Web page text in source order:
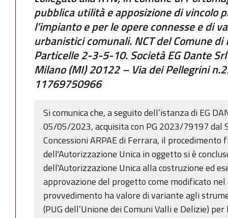
pubblica utilità e apposizione di vincolo
l’impianto e per le opere connesse e di
urbanistici comunali. NCT del Comune
Particelle 2-3-5-10. Società EG Dante
Milano (MI) 20122 – Via dei Pellegrini
11769750966
Si comunica che, a seguito dell’istanza di EG
05/05/2023, acquisita con PG 2023/79197 dal
Concessioni ARPAE di Ferrara, il
dell'Autorizzazione Unica in oggetto si è
dell'Autorizzazione Unica alla costruzione ed
approvazione del progetto come modificato
provvedimento ha valore di variante agli
(PUG dell’Unione dei Comuni Valli e Delizie)